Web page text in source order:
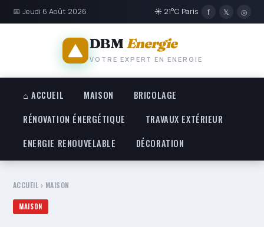
📅 Jeudi 6 Août 2026 ☀ 21°C Paris f 𝕏 ◎
DBMEnergie
VOTRE EXPERT EN ENERGIE
⌂ ACCUEIL MAISON
BRICOLAGE
RÉNOVATION ÉNERGÉTIQUE
TRAVAUX EXTÉRIEUR
ENERGIE RENOUVELABLE
DÉCORATION
ACCUEIL › MAISON
MAISON